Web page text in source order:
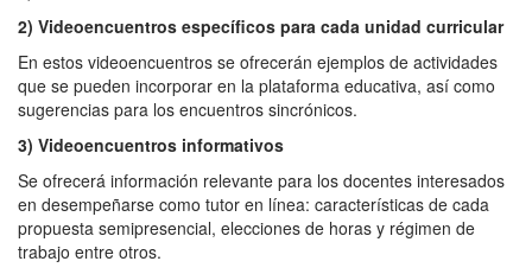
2) Videoencuentros específicos para cada unidad curricular
En estos videoencuentros se ofrecerán ejemplos de actividades
que se pueden incorporar en la plataforma educativa, así como
sugerencias para los encuentros sincrónicos.
3) Videoencuentros informativos
Se ofrecerá información relevante para los docentes interesados
en desempeñarse como tutor en línea: características de cada
propuesta semipresencial, elecciones de horas y régimen de
trabajo entre otros.